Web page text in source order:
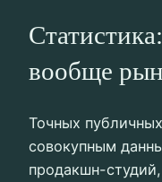
вообще
Точных
совокупным
продакшн-